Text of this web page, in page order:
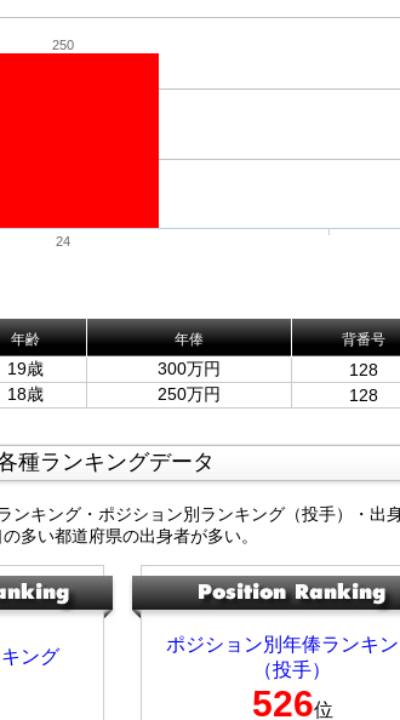
250
24
年齢 年俸 背番号
19歳 300万円 128
18歳 250万円 128
種ランキングデータ
ンキング・ポジション別ランキング（投手）・出
多い都道府県の出身者が多い。
ング
ポジション別年俸ランキ
（投手）
526位